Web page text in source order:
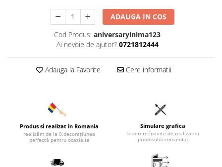
ADAUGA IN COS
Cod Produs: aniversaryinima123
Ai nevoie de ajutor? 0721812444
Adauga la Favorite Cere informatii
Produs si realizat in Romania
realizăm de la 0,decorațiunea
perfectă pentru ocazia ta
Simulare grafica
la cerere înainte de realizarea
produsului comandat